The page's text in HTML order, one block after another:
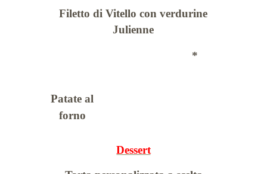
Filetto di Vitello con verdurine
Julienne
*
Patate al
forno
Dessert